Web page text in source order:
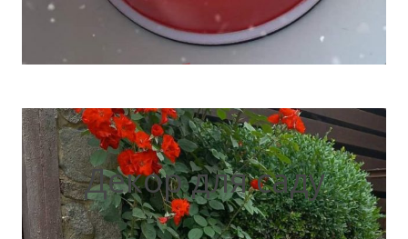
Декор для саду